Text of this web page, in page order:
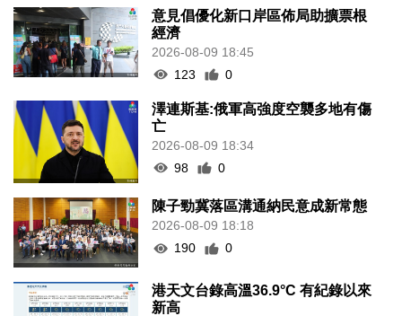
意見倡優化新口岸區佈局助擴票根
經濟
2026-08-09 18:45
123
0
澤連斯基:俄軍高強度空襲多地有傷
亡
2026-08-09 18:34
98
0
陳子勁冀落區溝通納民意成新常態
2026-08-09 18:18
190
0
港天文台錄高溫36.9°C 有紀錄以來
新高